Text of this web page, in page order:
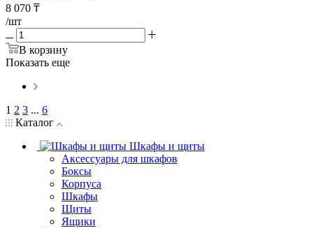
8 070 ₸
/шт
В корзину
Показать еще
1 2 3 ... 6
Каталог
Шкафы и щиты
Аксессуары для шкафов
Боксы
Корпуса
Шкафы
Щиты
Ящики